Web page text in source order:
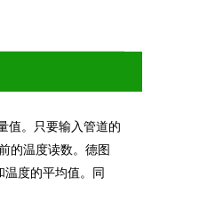
值。只要输入管道的
的温度读数。德图
度的平均值。同